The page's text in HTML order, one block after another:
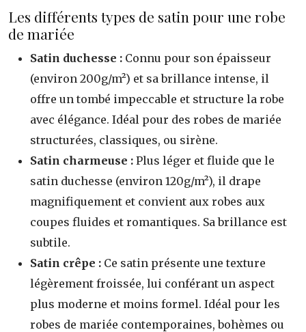
Les différents types de satin pour une robe
de mariée
Satin duchesse : Connu pour son épaisseur
(environ 200g/m²) et sa brillance intense, il
offre un tombé impeccable et structure la robe
avec élégance. Idéal pour des robes de mariée
structurées, classiques, ou sirène.
Satin charmeuse : Plus léger et fluide que le
satin duchesse (environ 120g/m²), il drape
magnifiquement et convient aux robes aux
coupes fluides et romantiques. Sa brillance est
subtile.
Satin crêpe : Ce satin présente une texture
légèrement froissée, lui conférant un aspect
plus moderne et moins formel. Idéal pour les
robes de mariée contemporaines, bohèmes ou